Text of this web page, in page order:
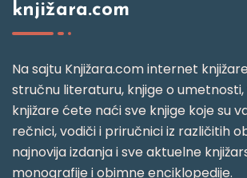
knjižara.com
Na sajtu Knjižara.com internet
stručnu literaturu, knjige o umetnosti,
knjižare ćete naći sve knjige koje su
rečnici, vodiči i priručnici iz različitih
najnovija izdanja i sve aktuelne
monografije i obimne enciklopedije.